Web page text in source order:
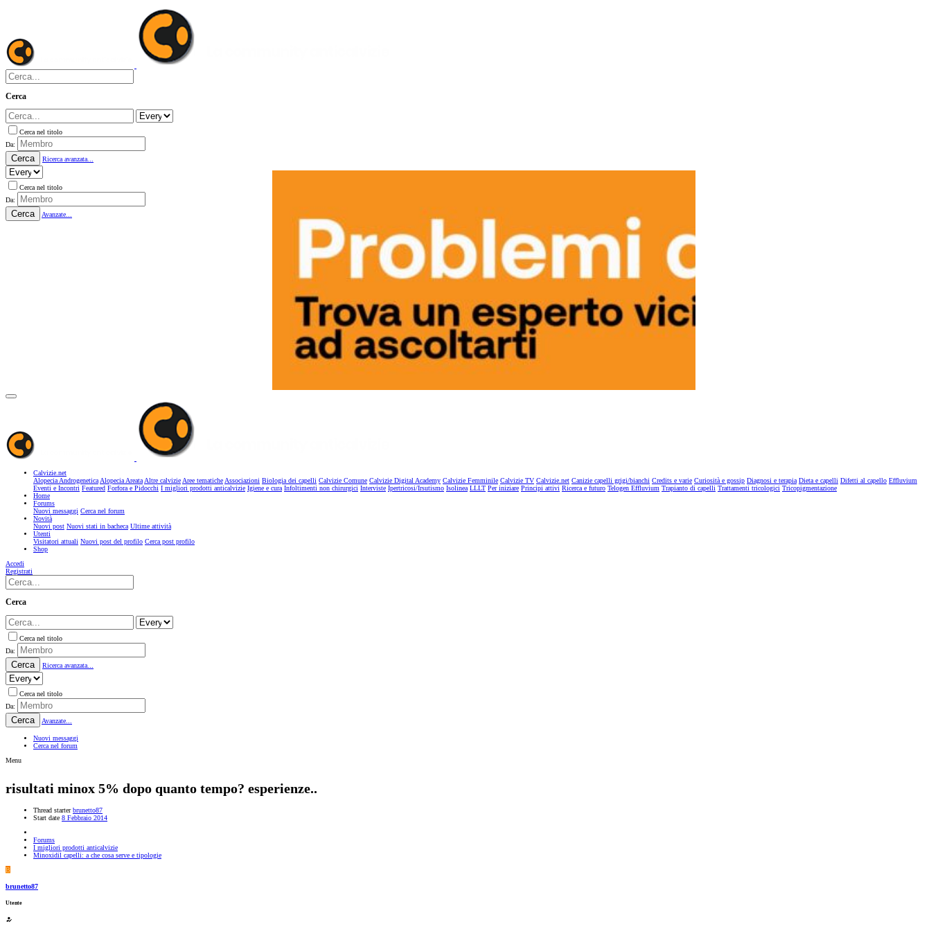
Cerca
Cerca nel titolo
Da:
Cerca Ricerca avanzata...
Cerca nel titolo
Da:
Cerca Avanzate...
Calvizie.net
Alopecia AndrogeneticaAlopecia AreataAltre calvizieAree tematicheAssociazioni Biologia dei capelli Calvizie Comune Calvizie Digital Academy Calvizie Femminile Calvizie TV Calvizie.net Canizie capelli grigi/bianchi Credits e varie Curiosità e gossip Diagnosi e terapia Dieta e capelli Difetti al capello Effluvium
Eventi e Incontri Featured Forfora e Pidocchi I migliori prodotti anticalvizie Igiene e cura Infoltimenti non chirurgici Interviste Ipertricosi/Irsutismo Isolinea LLLT Per iniziare Principi attivi Ricerca e futuro Telogen Effluvium Trapianto di capelli Trattamenti tricologici Tricopigmentazione
Home
Forums
Nuovi messaggi Cerca nel forum
Novità
Nuovi post Nuovi stati in bacheca Ultime attività
Utenti
Visitatori attuali Nuovi post del profilo Cerca post profilo
Shop
Accedi
Registrati
Cerca
Cerca nel titolo
Da:
Cerca Ricerca avanzata...
Cerca nel titolo
Da:
Cerca Avanzate...
Nuovi messaggi
Cerca nel forum
Menu
risultati minox 5% dopo quanto tempo? esperienze..
Thread starter brunetto87
Start date 8 Febbraio 2014
Forums
I migliori prodotti anticalvizie
Minoxidil capelli: a che cosa serve e tipologie
B
brunetto87
Utente